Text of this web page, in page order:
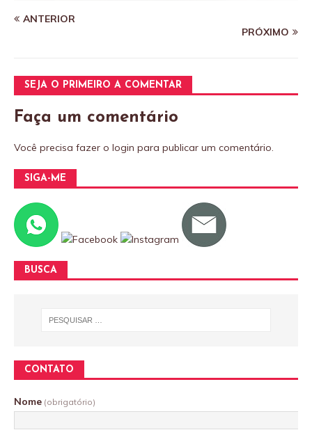
ANTERIOR
PRÓXIMO
SEJA O PRIMEIRO A COMENTAR
Faça um comentário
Você precisa fazer o login para publicar um comentário.
SIGA-ME
BUSCA
CONTATO
Nome (obrigatório)